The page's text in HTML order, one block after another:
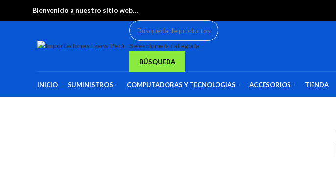
Bienvenido a nuestro sitio web…
Seleccione la categoría
BÚSQUEDA
INICIO SUMINISTROS COMPUTADORAS Y TECNOLOGIAS ACCESORIOS TIENDA